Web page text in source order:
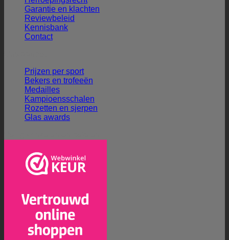
Garantie en klachten
Reviewbeleid
Kennisbank
Contact
Prijzen per sport
Bekers en trofeeën
Medailles
Kampioensschalen
Rozetten en sjerpen
Glas awards